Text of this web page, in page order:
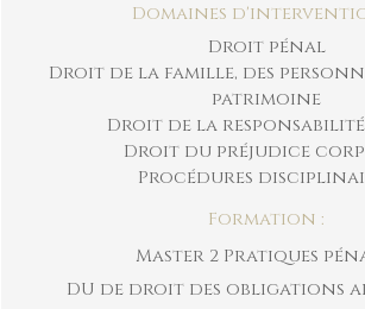
Domaines
Droit pénal
Droit de la famille, des
patrimoine
Droit de la
Droit du préjudice
Procédures
Formation :
Master 2 Pratiques
DU de droit des obligations